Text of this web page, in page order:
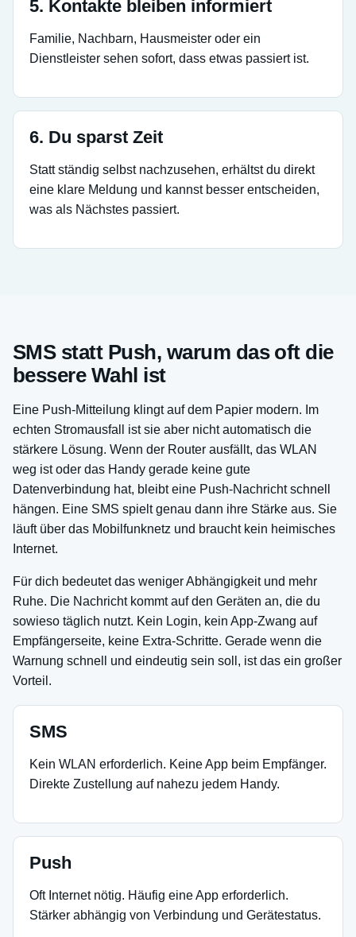
5. Kontakte bleiben informiert
Familie, Nachbarn, Hausmeister oder ein
Dienstleister sehen sofort, dass etwas passiert ist.
6. Du sparst Zeit
Statt ständig selbst nachzusehen, erhältst du direkt
eine klare Meldung und kannst besser entscheiden,
was als Nächstes passiert.
SMS statt Push, warum das oft die
bessere Wahl ist
Eine Push-Mitteilung klingt auf dem Papier modern. Im
echten Stromausfall ist sie aber nicht automatisch die
stärkere Lösung. Wenn der Router ausfällt, das WLAN
weg ist oder das Handy gerade keine gute
Datenverbindung hat, bleibt eine Push-Nachricht schnell
hängen. Eine SMS spielt genau dann ihre Stärke aus. Sie
läuft über das Mobilfunknetz und braucht kein heimisches
Internet.
Für dich bedeutet das weniger Abhängigkeit und mehr
Ruhe. Die Nachricht kommt auf den Geräten an, die du
sowieso täglich nutzt. Kein Login, kein App-Zwang auf
Empfängerseite, keine Extra-Schritte. Gerade wenn die
Warnung schnell und eindeutig sein soll, ist das ein großer
Vorteil.
SMS
Kein WLAN erforderlich. Keine App beim Empfänger.
Direkte Zustellung auf nahezu jedem Handy.
Push
Oft Internet nötig. Häufig eine App erforderlich.
Stärker abhängig von Verbindung und Gerätestatus.